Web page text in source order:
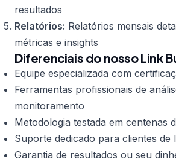
resultados
Relatórios: Relatórios mensais
métricas e insights
Diferenciais do nosso Link
Equipe especializada com
Ferramentas profissionais de
monitoramento
Metodologia testada em centenas
Suporte dedicado para clientes de
Garantia de resultados ou seu